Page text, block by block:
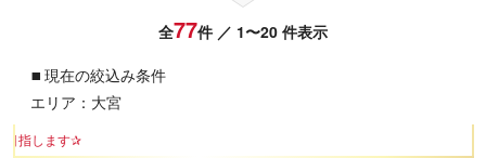
全77件 ／ 1〜20 件表示
▪ 現在の絞込み条件
エリア：大宮